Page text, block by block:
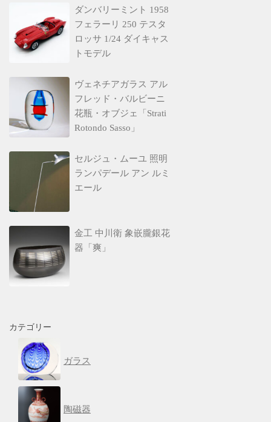
ダンバリーミント 1958
フェラーリ 250 テスタ
ロッサ 1/24 ダイキャス
トモデル
ヴェネチアガラス アル
フレッド・バルビーニ
花瓶・オブジェ「Strati
Rotondo Sasso」
セルジュ・ムーユ 照明
ランパデール アン ルミ
エール
金工 中川衛 象嵌朧銀花
器「爽」
カテゴリー
ガラス
陶磁器